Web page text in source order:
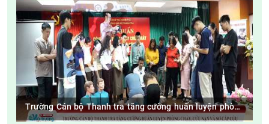
Trường Cán bộ Thanh tra tăng cường huấn luyện phòng
cháy, cứu nạn và sơ cấp cứu